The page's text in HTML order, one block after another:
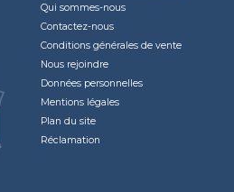
Qui sommes-nous
Contactez-nous
Conditions générales de vente
Nous rejoindre
Données personnelles
Mentions légales
Plan du site
Réclamation